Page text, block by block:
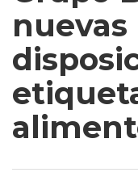
nuevas